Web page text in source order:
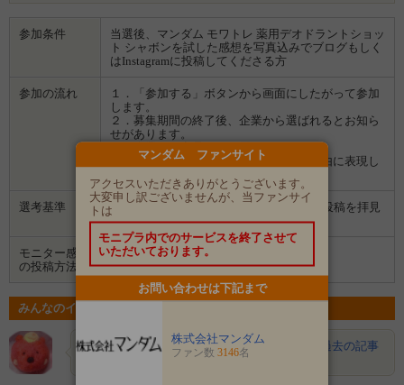
参加条件
当選後、マンダム モワトレ 薬用デオドラントショッ
ト シャボンを試した感想を写真込みでブログもしく
はInstagramに投稿してくださる方
参加の流れ
１．「参加する」ボタンから画面にしたがって参加
します。
２．募集期間の終了後、企業から選ばれるとお知ら
せがあります。
３．企業から商品などが届きます。
４．試していただいた感想や口コミを自由に表現し
選考基準
応募者の皆様のブログまたはInstagramの投稿を拝見
して選考させていただきます。
モニター感想
の投稿方法
ブログ
みんなのイベントの意気込み
tae 写真を沢山載せて丁寧に紹介します！！！過去の記事
もご覧下さいね！！ どう…
マンダム ファンサイト
アクセスいただきありがとうございます。
大変申し訳ございませんが、当ファンサイ
トは
モニプラ内でのサービスを終了させて
いただいております。
お問い合わせは下記まで
株式会社マンダム
ファン数 3146名